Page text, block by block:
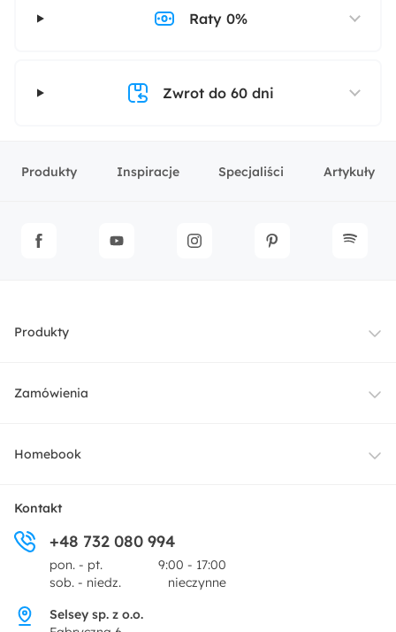
Raty 0%
Zwrot do 60 dni
Produkty Inspiracje Specjaliści Artykuły
Produkty
Meble
Dekoracje i akcesoria
Promocje
Zamówienia
Dostawa
Zwroty
Pytania i odpowiedzi
Homebook
O nas
Centrum prasowe
Kontakt
+48 732 080 994
pon. - pt.
9:00 - 17:00
sob. - niedz.
nieczynne
Selsey sp. z o.o.